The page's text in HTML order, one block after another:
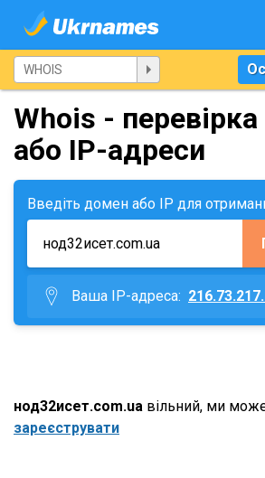
Whois -
або IP-адреси
Введіть домен або IP для
Ваша IP-адреса:
нод32исет.com.ua вільний, ми
зареєструвати